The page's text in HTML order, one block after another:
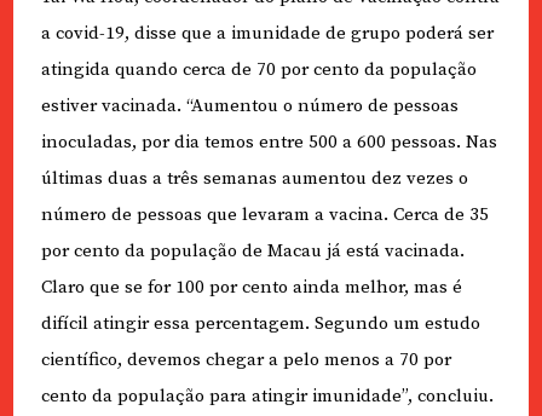
a covid-19, disse que a imunidade de grupo poderá ser
atingida quando cerca de 70 por cento da população
estiver vacinada. “Aumentou o número de pessoas
inoculadas, por dia temos entre 500 a 600 pessoas. Nas
últimas duas a três semanas aumentou dez vezes o
número de pessoas que levaram a vacina. Cerca de 35
por cento da população de Macau já está vacinada.
Claro que se for 100 por cento ainda melhor, mas é
difícil atingir essa percentagem. Segundo um estudo
científico, devemos chegar a pelo menos a 70 por
cento da população para atingir imunidade”, concluiu.